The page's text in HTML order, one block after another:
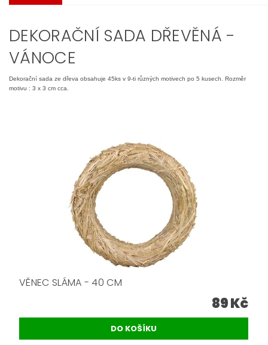
DEKORAČNÍ SADA DŘEVĚNÁ -
VÁNOCE
Dekorační sada ze dřeva obsahuje 45ks v 9-ti různých motivech po 5 kusech. Rozměr
motivu : 3 x 3 cm cca.
VĚNEC SLÁMA - 40 CM
89 Kč